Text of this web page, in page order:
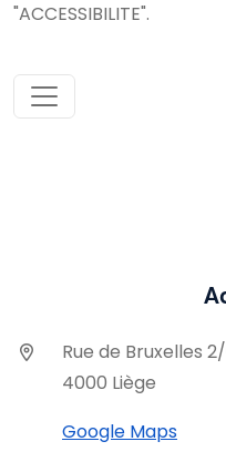
"ACCESSIBILITE".
Rue de Bruxelles
4000 Liège
Google Maps